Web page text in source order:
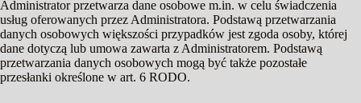
Administrator przetwarza dane osobowe m.in. w celu świadczenia
usług oferowanych przez Administratora. Podstawą przetwarzania
danych osobowych większości przypadków jest zgoda osoby, której
dane dotyczą lub umowa zawarta z Administratorem. Podstawą
przetwarzania danych osobowych mogą być także pozostałe
przesłanki określone w art. 6 RODO.